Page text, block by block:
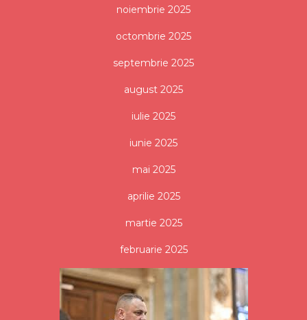
noiembrie 2025
octombrie 2025
septembrie 2025
august 2025
iulie 2025
iunie 2025
mai 2025
aprilie 2025
martie 2025
februarie 2025